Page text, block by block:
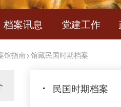
档案讯息 党建工作
馆指南>馆藏民国时期档案
民国时期档案